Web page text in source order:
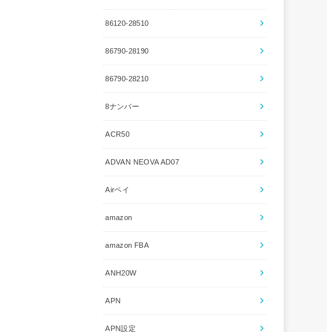
86120-28510
86790-28190
86790-28210
8ナンバー
ACR50
ADVAN NEOVA AD07
Airペイ
amazon
amazon FBA
ANH20W
APN
APN設定